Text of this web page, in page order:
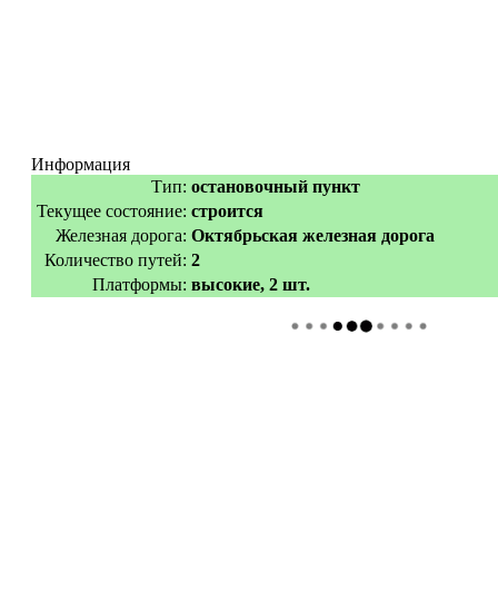
Информация
Тип: остановочный пункт
Текущее состояние: строится
Железная дорога: Октябрьская железная дорога
Количество путей: 2
Платформы: высокие, 2 шт.